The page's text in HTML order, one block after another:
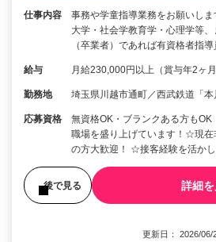
仕事内容
事務や学童指導業務をお願いし
大学・社会学教育学・心理学等
（卒業者）であれば有資格者指
給与 月給230,000円以上（賞与年2ヶ月
勤務地 埼玉県川越市通町／西武鉄道「
応募資格
無資格OK・ブランクある方も
職場を盛り上げています！☆現在
の方大歓迎！ ☆接客経験を活か
後で見る 詳細
更新日： 2026/